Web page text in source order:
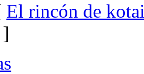
El rincón de
]